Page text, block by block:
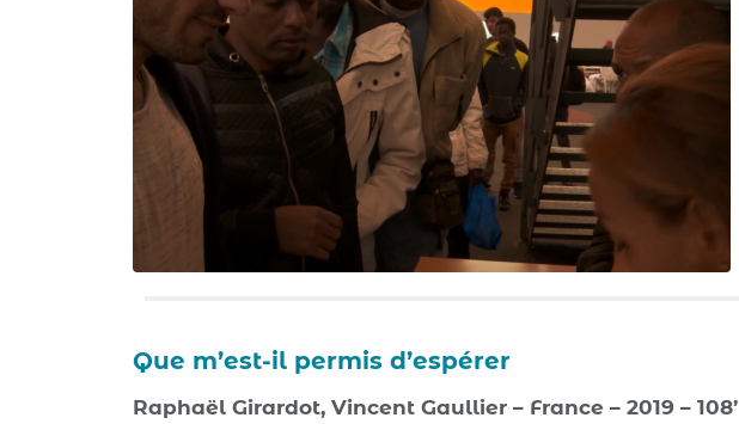
Que m’est-il permis d’espérer
Raphaël Girardot, Vincent Gaullier – France – 2019 – 108’